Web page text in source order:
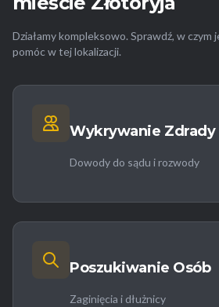
Działamy kompleksowo. Sprawdź, w czym
pomóc w tej lokalizacji.
Wykrywanie Zdrady
Dowody do sądu i rozwody
Poszukiwanie Osób
Zaginięcia i dłużnicy